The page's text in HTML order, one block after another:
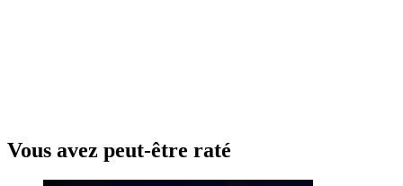
Vous avez peut-être raté